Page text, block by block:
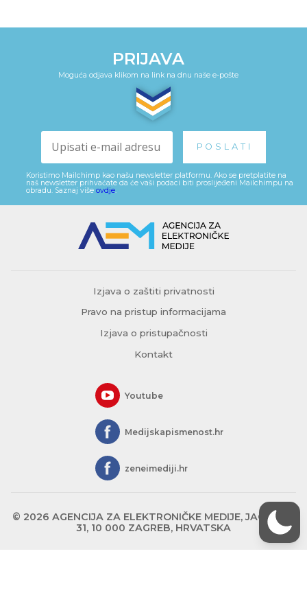
PRIJAVA
Moguća odjava klikom na link na dnu naše e-pošte
Koristimo Mailchimp kao našu newsletter platformu. Ako se pretplatite na
naš newsletter prihvaćate da će vaši podaci biti proslijeđeni Mailchimpu na
obradu. Saznaj više ovdje.
Izjava o zaštiti privatnosti
Pravo na pristup informacijama
Izjava o pristupačnosti
Kontakt
Youtube
Medijskapismenost.hr
zeneimediji.hr
© 2026 AGENCIJA ZA ELEKTRONIČKE MEDIJE, JAGIĆEVA
31, 10 000 ZAGREB, HRVATSKA